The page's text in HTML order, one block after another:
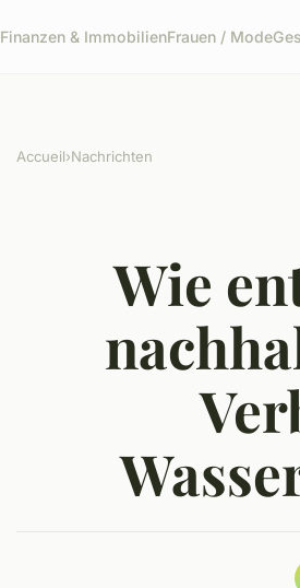
Finanzen & ImmobilienFrauen / Mode
Accueil›Nachrichten
Wie